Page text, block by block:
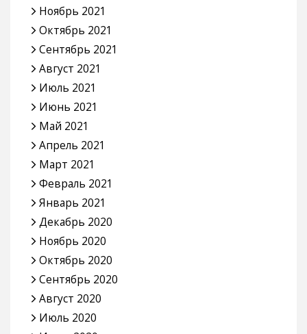
Ноябрь 2021
Октябрь 2021
Сентябрь 2021
Август 2021
Июль 2021
Июнь 2021
Май 2021
Апрель 2021
Март 2021
Февраль 2021
Январь 2021
Декабрь 2020
Ноябрь 2020
Октябрь 2020
Сентябрь 2020
Август 2020
Июль 2020